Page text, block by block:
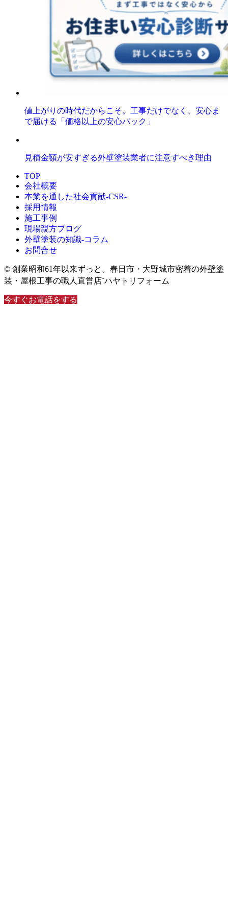
値上がりの時代だからこそ。工事だけでなく、安心ま
で届ける「価格以上の安心パック」
見積金額が安すぎる外壁塗装業者に注意すべき理由
TOP
会社概要
本業を通した社会貢献-CSR-
採用情報
施工事例
現場親方ブログ
外壁塗装の知識‐コラム
お問合せ
© 創業昭和61年以来ずっと。春日市・大野城市密着の外壁塗
装・屋根工事の職人直営店⁻ハヤトリフォーム
今すぐお電話をする